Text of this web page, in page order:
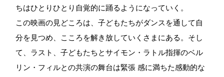
ちはひとりひとり自覚的に踊るようになっていく。
この映画の見どころは、子どもたちがダンスを通して自
分を見つめ、こころを解き放していくさまにある。そし
て、ラスト、子どもたちとサイモン・ラトル指揮のベル
リン・フィルとの共演の舞台は緊張 感に満ちた感動的な